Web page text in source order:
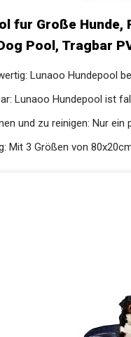
fur Große Hunde,
Pool, Tragbar
Lunaoo Hundepool
Lunaoo Hundepool ist
und zu reinigen: Nur ein
Mit 3 Größen von